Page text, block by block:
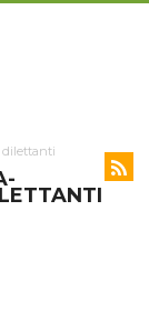
dilettanti